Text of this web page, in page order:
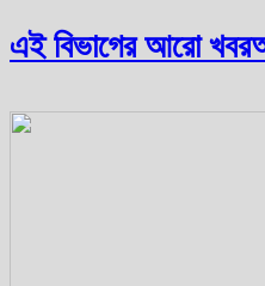
এই বিভাগের আরো খবর